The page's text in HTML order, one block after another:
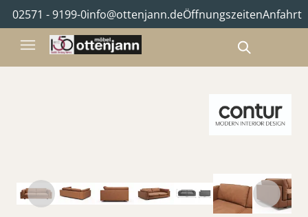
02571 - 9199-0info@ottenjann.deÖffnungszeitenAnfahrt